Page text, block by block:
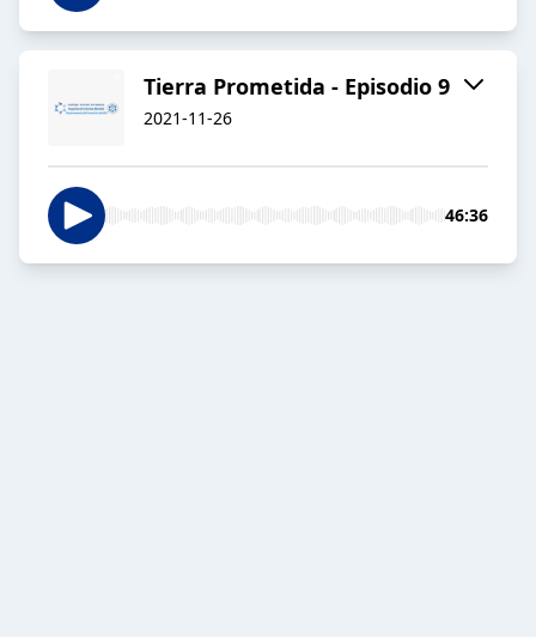
Tierra Prometida - Episodio 9
2021-11-26
46:36